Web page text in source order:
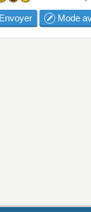
Envoyer Mode